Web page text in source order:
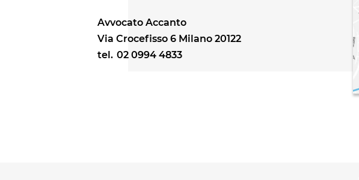
Avvocato Accanto
Via Crocefisso 6 Milano 20122
tel. 02 0994 4833